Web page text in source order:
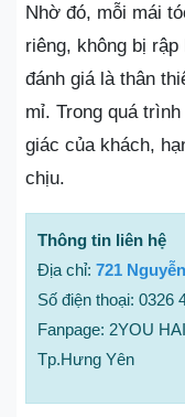
Nhờ đó, mỗi mái
riêng, không bị
đánh giá là thân
mỉ. Trong quá
giác của khách,
chịu.
Thông tin liên hệ
Địa chỉ: 721
Số điện thoại: 0326
Fanpage: 2YOU
Tp.Hưng Yên